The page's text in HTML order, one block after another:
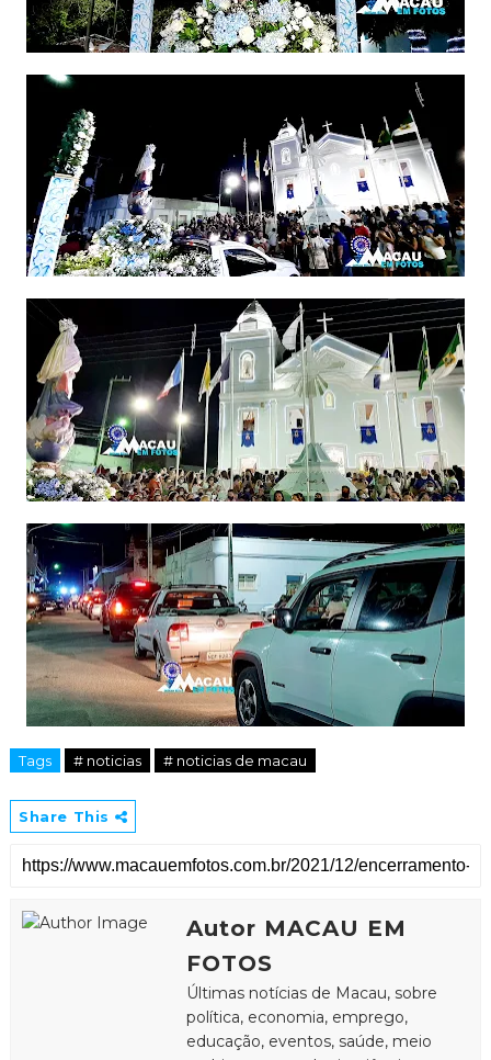
Tags # noticias # noticias de macau
Share This
Autor MACAU EM
FOTOS
Últimas notícias de Macau, sobre
política, economia, emprego,
educação, eventos, saúde, meio